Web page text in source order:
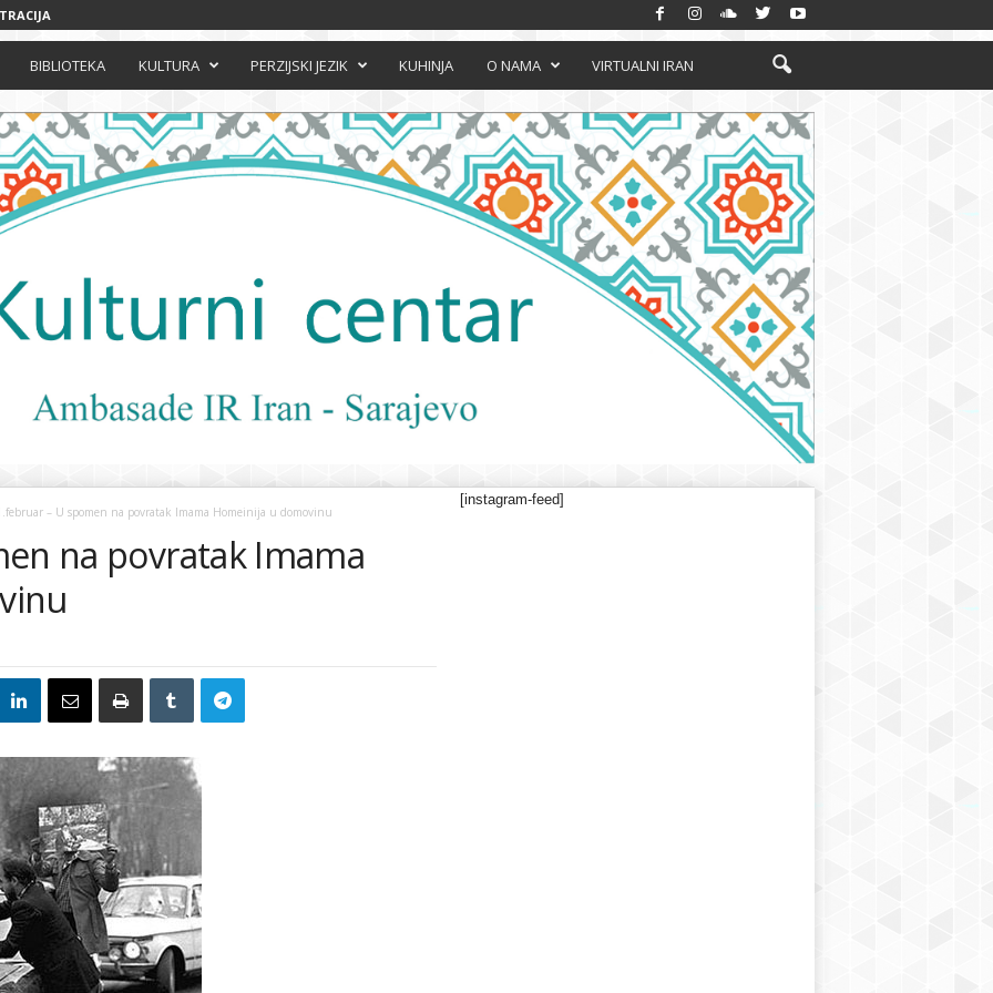
BIBLIOTEKA KULTURA PERZIJSKI JEZIK KUHINJA O NAMA VIRTUALNI IRAN
– U spomen na povratak Imama Homeinija u domovinu
na povratak Imama
[instagram-feed]